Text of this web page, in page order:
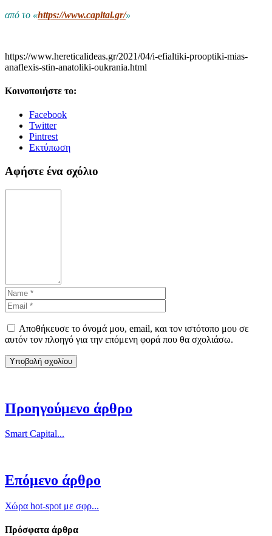
από το «https://www.capital.gr/»
https://www.hereticalideas.gr/2021/04/i-efialtiki-prooptiki-mias-
anaflexis-stin-anatoliki-oukrania.html
Κοινοποιήστε το:
Facebook
Twitter
Pintrest
Εκτύπωση
Αφήστε ένα σχόλιο
Αποθήκευσε το όνομά μου, email, και τον ιστότοπο μου σε
αυτόν τον πλοηγό για την επόμενη φορά που θα σχολιάσω.
Προηγούμενο άρθρο
Smart Capital...
Επόμενο άρθρο
Χώρα hot-spot με σφρ...
Πρόσφατα άρθρα